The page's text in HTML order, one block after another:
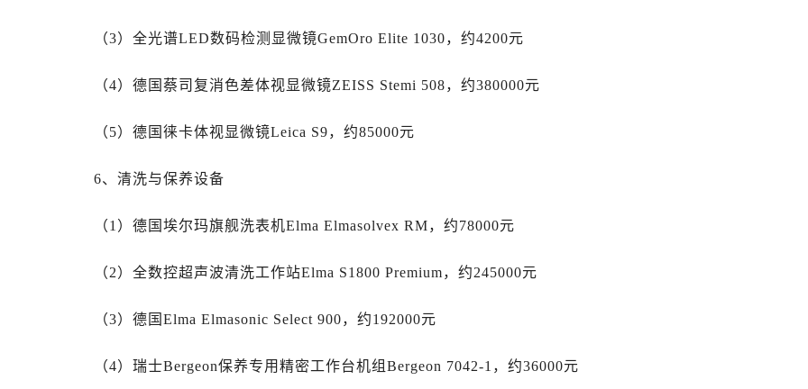
安徽省亳州市谯城区魏武大道劳力士售后服务中心（需提前预约）
安徽省滁州市琅琊区南谯北路劳力士售后服务中心（需提前预约）
安徽省淮北市相山区淮海路劳力士售后服务中心（需提前预约）
安徽省淮南市田家庵区国庆中路劳力士售后服务中心（需提前预约）
安徽省六安市金安区解放中路劳力士售后服务中心（需提前预约）
安徽省宿州市埇桥区人民中路劳力士售后服务中心（需提前预约）
安徽省芜湖市镜湖区中山路步行街劳力士售后服务中心（需提前预约）
福建省龙岩市新罗区九一南路劳力士售后服务中心（需提前预约）
（3）全光谱LED数码检测显微镜GemOro Elite 1030，约4200元
（4）德国蔡司复消色差体视显微镜ZEISS Stemi 508，约380000元
（5）德国徕卡体视显微镜Leica S9，约85000元
6、清洗与保养设备
（1）德国埃尔玛旗舰洗表机Elma Elmasolvex RM，约78000元
（2）全数控超声波清洗工作站Elma S1800 Premium，约245000元
（3）德国Elma Elmasonic Select 900，约192000元
（4）瑞士Bergeon保养专用精密工作台机组Bergeon 7042-1，约36000元